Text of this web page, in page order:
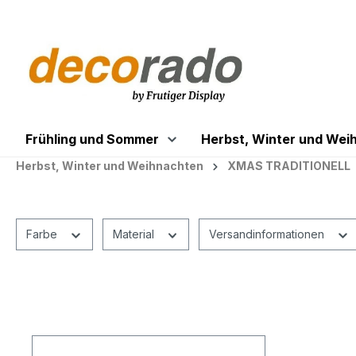
Frühling und Sommer Herbst, Winter und
Herbst, Winter und Weihnachten XMAS TRADITIONELL
Farbe Material Versandinformationen